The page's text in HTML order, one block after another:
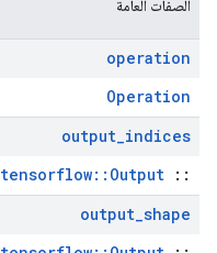
الصفات العامة
operation
Operation
output_indices
::
tensorflow::Output
output_shape